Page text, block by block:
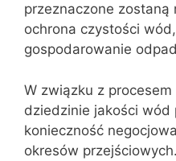
przeznaczone zostaną
ochrona czystości
gospodarowanie
W związku z
dziedzinie jakości wód
konieczność
okresów